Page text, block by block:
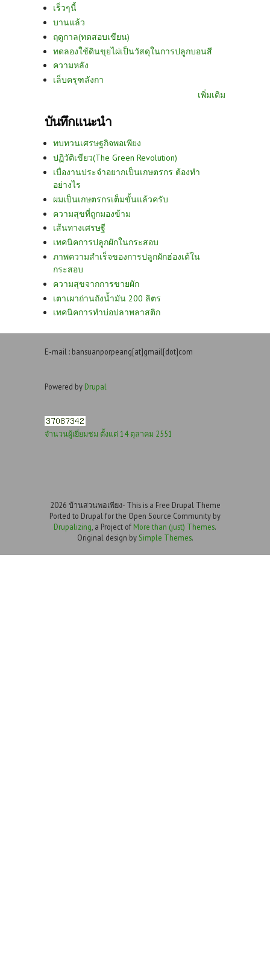
เร็วๆนี้
บานแล้ว
ฤดูกาล(ทดสอบเขียน)
ทดลองใช้ดินขุยไผ่เป็นวัสดุในการปลูกบอนสี
ความหลัง
เล็บครุฑลังกา
เพิ่มเติม
บันทึกแนะนำ
ทบทวนเศรษฐกิจพอเพียง
ปฏิวัติเขียว(The Green Revolution)
เบื่องานประจำอยากเป็นเกษตรกร ต้องทำ
อย่างไร
ผมเป็นเกษตรกรเต็มขั้นแล้วครับ
ความสุขที่ถูกมองข้าม
เส้นทางเศรษฐี
เทคนิคการปลูกผักในกระสอบ
ภาพความสำเร็จของการปลูกผักฮ่องเต้ใน
กระสอบ
ความสุขจากการขายผัก
เตาเผาถ่านถังน้ำมัน 200 ลิตร
เทคนิคการทำบ่อปลาพลาสติก
E-mail : bansuanporpeang[at]gmail[dot]com
Powered by Drupal
จำนวนผู้เยี่ยมชม ตั้งแต่ 14 ตุลาคม 2551
2026 บ้านสวนพอเพียง- This is a Free Drupal Theme
Ported to Drupal for the Open Source Community by
Drupalizing , a Project of More than (just) Themes.
Original design by Simple Themes.